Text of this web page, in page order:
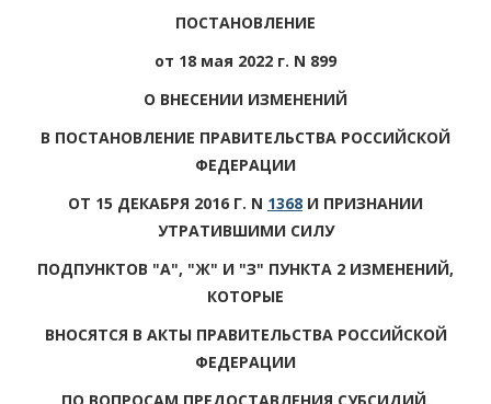
ПОСТАНОВЛЕНИЕ
от 18 мая 2022 г. N 899
О ВНЕСЕНИИ ИЗМЕНЕНИЙ
В ПОСТАНОВЛЕНИЕ ПРАВИТЕЛЬСТВА РОССИЙСКОЙ
ФЕДЕРАЦИИ
ОТ 15 ДЕКАБРЯ 2016 Г. N 1368 И ПРИЗНАНИИ
УТРАТИВШИМИ СИЛУ
ПОДПУНКТОВ "А", "Ж" И "З" ПУНКТА 2 ИЗМЕНЕНИЙ,
КОТОРЫЕ
ВНОСЯТСЯ В АКТЫ ПРАВИТЕЛЬСТВА РОССИЙСКОЙ
ФЕДЕРАЦИИ